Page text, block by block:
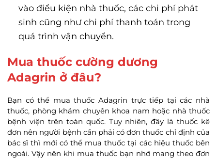
vào điều kiện nhà thuốc, các chi phí phát
sinh cũng như chi phí thanh toán trong
quá trình vận chuyển.
Mua thuốc cường dương
Adagrin ở đâu?
Bạn có thể mua thuốc Adagrin trực tiếp tại các nhà
thuốc, phòng khám chuyên khoa nam hoặc nhà thuốc
bệnh viện trên toàn quốc. Tuy nhiên, đây là thuốc kê
đơn nên người bệnh cần phải có đơn thuốc chỉ định của
bác sĩ thì mới có thể mua thuốc tại các hiệu thuốc bên
ngoài. Vậy nên khi mua thuốc bạn nhớ mang theo đơn